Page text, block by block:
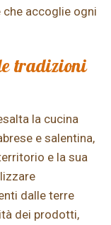
accoglie ogni
tradizioni
la cucina
e salentina,
e la sua
dalle terre
dei prodotti,